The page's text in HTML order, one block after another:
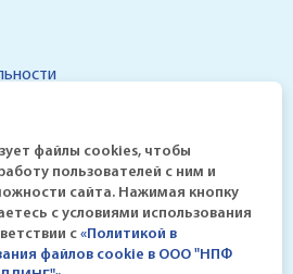
персональных данных для
файлы cookies, чтобы
пользователей с ним и
сайта. Нажимая кнопку
с условиями использования
c «Политикой в
файлов cookie в ООО "НПФ